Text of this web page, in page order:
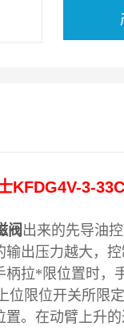
KFDG4V-3-
阀 出来的先导油
出压力越大，
拉*限位置时
位限位开关所限
。在动臂上升